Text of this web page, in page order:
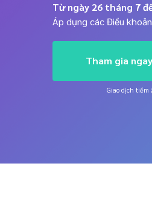
Từ ngày 26 tháng 7
Áp dụng các Điều
Tham gia
Giao dịch tiềm